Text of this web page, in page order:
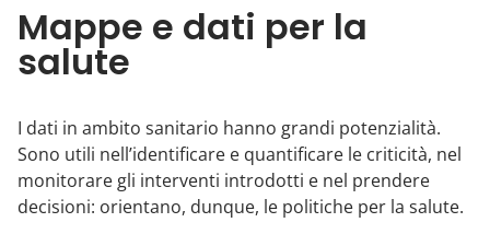
Mappe e dati per la
salute
I dati in ambito sanitario hanno grandi potenzialità.
Sono utili nell’identificare e quantificare le criticità, nel
monitorare gli interventi introdotti e nel prendere
decisioni: orientano, dunque, le politiche per la salute.